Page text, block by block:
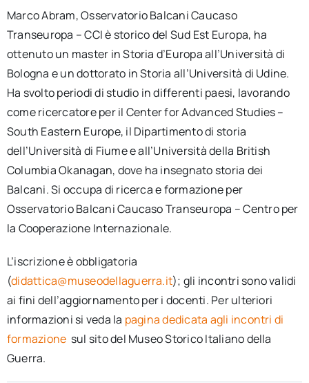
Marco Abram, Osservatorio Balcani Caucaso
Transeuropa – CCI è storico del Sud Est Europa, ha
ottenuto un master in Storia d’Europa all’Università di
Bologna e un dottorato in Storia all’Università di Udine.
Ha svolto periodi di studio in differenti paesi, lavorando
come ricercatore per il Center for Advanced Studies –
South Eastern Europe, il Dipartimento di storia
dell’Università di Fiume e all’Università della British
Columbia Okanagan, dove ha insegnato storia dei
Balcani. Si occupa di ricerca e formazione per
Osservatorio Balcani Caucaso Transeuropa – Centro per
la Cooperazione Internazionale.
L’iscrizione è obbligatoria
(didattica@museodellaguerra.it); gli incontri sono validi
ai fini dell’aggiornamento per i docenti. Per ulteriori
informazioni si veda la pagina dedicata agli incontri di
formazione sul sito del Museo Storico Italiano della
Guerra.